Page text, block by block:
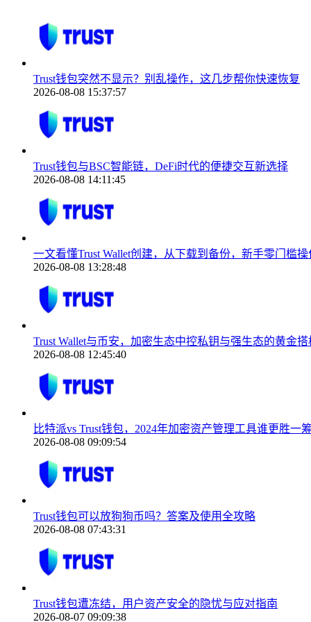
Trust钱包突然不显示？别乱操作，这几步帮你快速恢复
2026-08-08 15:37:57
Trust钱包与BSC智能链，DeFi时代的便捷交互新选择
2026-08-08 14:11:45
一文看懂Trust Wallet创建，从下载到备份，新手零门槛操
2026-08-08 13:28:48
Trust Wallet与币安，加密生态中控私钥与强生态的黄金搭
2026-08-08 12:45:40
比特派vs Trust钱包，2024年加密资产管理工具谁更胜一
2026-08-08 09:09:54
Trust钱包可以放狗狗币吗？答案及使用全攻略
2026-08-08 07:43:31
Trust钱包遭冻结，用户资产安全的隐忧与应对指南
2026-08-07 09:09:38